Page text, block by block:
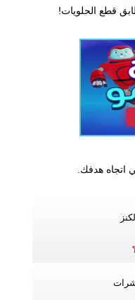
قطع الحلويات!
هدفك.